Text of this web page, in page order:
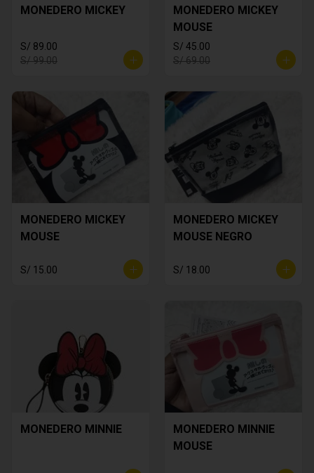
MONEDERO MICKEY
S/ 89.00
S/ 99.00
MONEDERO MICKEY
MOUSE
S/ 45.00
S/ 69.00
MONEDERO MICKEY
MOUSE
S/ 15.00
MONEDERO MICKEY
MOUSE NEGRO
S/ 18.00
MONEDERO MINNIE
MONEDERO MINNIE
MOUSE